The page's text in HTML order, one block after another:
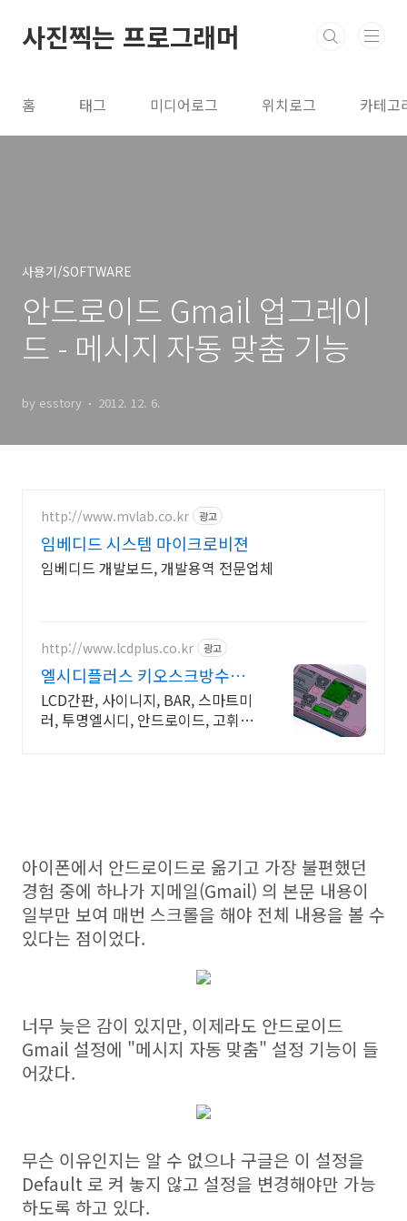
사진찍는 프로그래머
홈 태그 미디어로그 위치로그 카테고
사용기/SOFTWARE
안드로이드 Gmail 업그레이
드 - 메시지 자동 맞춤 기능
by esstory 2012. 12. 6.
http://www.mvlab.co.kr 광고
임베디드 시스템 마이크로비젼
임베디드 개발보드, 개발용역 전문업체
http://www.lcdplus.co.kr 광고
엘시디플러스 키오스크방수함
체
LCD간판, 사이니지, BAR, 스마트미
러, 투명엘시디, 안드로이드, 고휘도
아이폰에서 안드로이드로 옮기고 가장 불편했던
경험 중에 하나가 지메일(Gmail) 의 본문 내용이
일부만 보여 매번 스크롤을 해야 전체 내용을 볼 수
있다는 점이었다.
너무 늦은 감이 있지만, 이제라도 안드로이드
Gmail 설정에 "메시지 자동 맞춤" 설정 기능이 들
어갔다.
무슨 이유인지는 알 수 없으나 구글은 이 설정을
Default 로 켜 놓지 않고 설정을 변경해야만 가능
하도록 하고 있다.